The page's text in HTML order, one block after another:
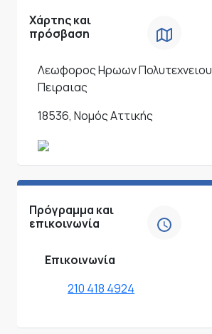
Χάρτης και
πρόσβαση
Λεωφορος Ηρωων
Πειραιας
18536, Νομός Αττικής
Πρόγραμμα και
επικοινωνία
Επικοινωνία
210 418 4924